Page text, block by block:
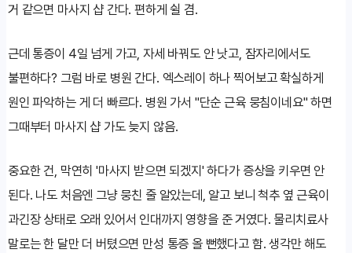
거 같으면 마사지 샵 간다. 편하게 쉴 겸.
근데 통증이 4일 넘게 가고, 자세 바꿔도 안 낫고, 잠자리에서도
불편하다? 그럼 바로 병원 간다. 엑스레이 하나 찍어보고 확실하게
원인 파악하는 게 더 빠르다. 병원 가서 "단순 근육 뭉침이네요" 하면
그때부터 마사지 샵 가도 늦지 않음.
중요한 건, 막연히 '마사지 받으면 되겠지' 하다가 증상을 키우면 안
된다. 나도 처음엔 그냥 뭉친 줄 알았는데, 알고 보니 척추 옆 근육이
과긴장 상태로 오래 있어서 인대까지 영향을 준 거였다. 물리치료사
말로는 한 달만 더 버텼으면 만성 통증 올 뻔했다고 함. 생각만 해도